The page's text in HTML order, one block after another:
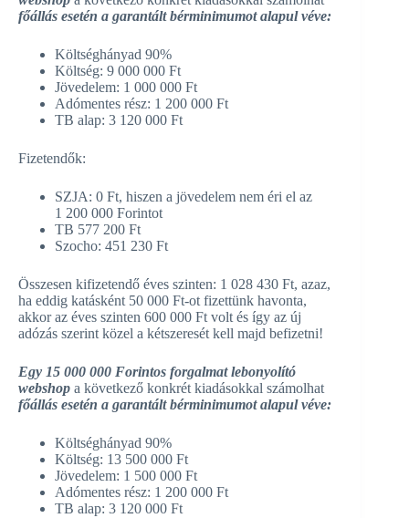
főállás esetén a garantált bérminimumot alapul véve:
Költséghányad 90%
Költség: 9 000 000 Ft
Jövedelem: 1 000 000 Ft
Adómentes rész: 1 200 000 Ft
TB alap: 3 120 000 Ft
Fizetendők:
SZJA: 0 Ft, hiszen a jövedelem nem éri el az
1 200 000 Forintot
TB 577 200 Ft
Szocho: 451 230 Ft
Összesen kifizetendő éves szinten: 1 028 430 Ft, azaz,
ha eddig katásként 50 000 Ft-ot fizettünk havonta,
akkor az éves szinten 600 000 Ft volt és így az új
adózás szerint közel a kétszeresét kell majd befizetni!
Egy 15 000 000 Forintos forgalmat lebonyolító
webshop a következő konkrét kiadásokkal számolhat
főállás esetén a garantált bérminimumot alapul véve:
Költséghányad 90%
Költség: 13 500 000 Ft
Jövedelem: 1 500 000 Ft
Adómentes rész: 1 200 000 Ft
TB alap: 3 120 000 Ft